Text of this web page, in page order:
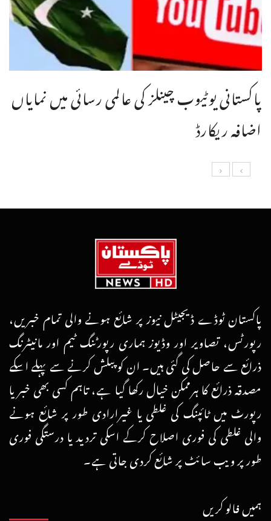
پاکستانی یوٹیوب چینلز کی عالمی رسائی میں نمایاں
اضافہ ریکارڈ
پاکستان ٹوڈے ڈیجیٹل نیوز پر شائع ہونے والی تمام خبریں،
رپورٹس، تصاویر اور وڈیوز ہماری رپورٹنگ ٹیم اور مانیٹرنگ
ذرائع سے حاصل کی گئی ہیں۔ ان کو پبلش کرنے سے پہلے اسکے
مصدقہ ذرائع کا ہرممکن خیال رکھا گیا ہے، تاہم کسی بھی خبر یا
رپورٹ میں ٹائپنگ کی غلطی یا غیرارادی طور پر شائع ہونے
والی غلطی کی فوری اصلاح کرکے اسکی تردید یا درستگی فوری
طور پر ویب سائٹ پر شائع کردی جاتی ہے۔
ہمیں فالو کریں